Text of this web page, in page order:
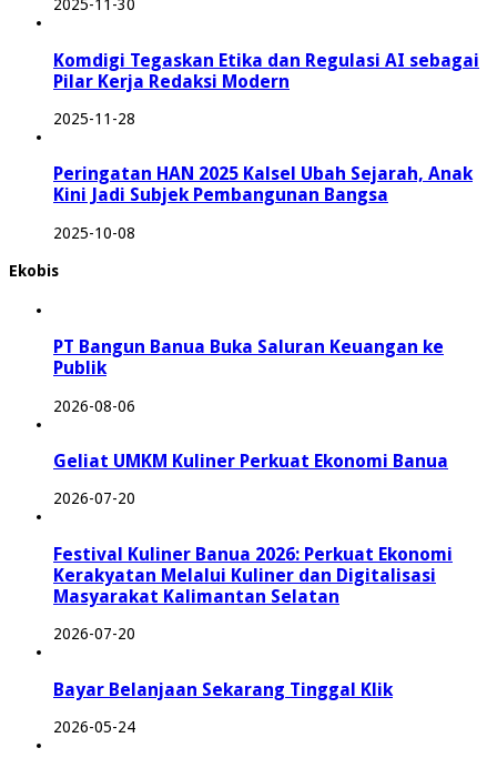
2025-11-30
Komdigi Tegaskan Etika dan Regulasi AI sebagai
Pilar Kerja Redaksi Modern
2025-11-28
Peringatan HAN 2025 Kalsel Ubah Sejarah, Anak
Kini Jadi Subjek Pembangunan Bangsa
2025-10-08
Ekobis
PT Bangun Banua Buka Saluran Keuangan ke
Publik
2026-08-06
Geliat UMKM Kuliner Perkuat Ekonomi Banua
2026-07-20
Festival Kuliner Banua 2026: Perkuat Ekonomi
Kerakyatan Melalui Kuliner dan Digitalisasi
Masyarakat Kalimantan Selatan
2026-07-20
Bayar Belanjaan Sekarang Tinggal Klik
2026-05-24